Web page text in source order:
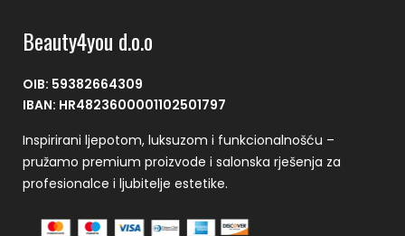
Beauty4you d.o.o
OIB: 59382664309
IBAN: HR4823600001102501797
Inspirirani ljepotom, luksuzom i funkcionalnošću –
pružamo premium proizvode i salonska rješenja za
profesionalce i ljubitelje estetike.